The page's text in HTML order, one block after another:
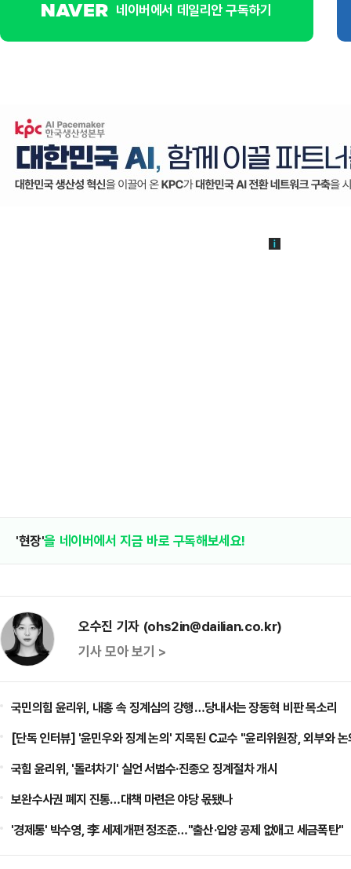
네이버에서 데일리안 구독하기
'현장'을 네이버에서 지금 바로 구독해보세요!
오수진 기자 (ohs2in@dailian.co.kr)
기사 모아 보기 >
국민의힘 윤리위, 내홍 속 징계심의 강행…당내서는 장동혁 비판 목소리
[단독 인터뷰] '윤민우와 징계 논의' 지목된 C교수 "윤리위원장, 외부와
국힘 윤리위, '돌려차기' 실언 서범수·진종오 징계절차 개시
보완수사권 폐지 진통…대책 마련은 야당 몫됐나
'경제통' 박수영, 李 세제개편 정조준…"출산·입양 공제 없애고 세금폭탄"